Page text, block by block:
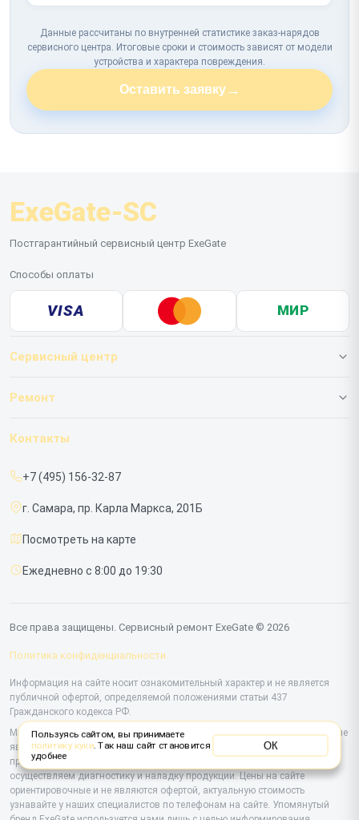
Данные рассчитаны по внутренней статистике заказ-нарядов
сервисного центра. Итоговые сроки и стоимость зависят от модели
устройства и характера повреждения.
Оставить заявку→
ExeGate-SC
Постгарантийный сервисный центр ExeGate
Способы оплаты
VISA МИР
Сервисный центр
О нашем сервисе
Срочный ремонт
Доставка и способы оплаты
Диагностика
Контакты
Ремонт
ИБП
Контакты
+7 (495) 156-32-87
г. Самара, пр. Карла Маркса, 201Б
Посмотреть на карте
Ежедневно с 8:00 до 19:30
Все права защищены. Сервисный ремонт ExeGate © 2026
Политика конфиденциальности
Информация на сайте носит ознакомительный характер и не является
публичной офертой, определяемой положениями статьи 437
Гражданского кодекса РФ.
Мы специализируемся на обслуживании и ремонте техники ExeGate, но не
являемся их официальным представителем. Предоставляем
профессиональные услуги после истечения гарантии, а также
осуществляем диагностику и наладку продукции. Цены на сайте
ориентировочные и не являются офертой, актуальную стоимость
узнавайте у наших специалистов по телефонам на сайте. Упомянутый
Пользуясь сайтом, вы принимаете
политику куки. Так наш сайт становится
удобнее
ОК